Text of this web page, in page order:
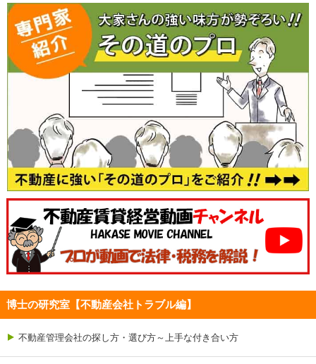
博士の研究室【不動産会社トラブル編】
不動産管理会社の探し方・選び方～上手な付き合い方